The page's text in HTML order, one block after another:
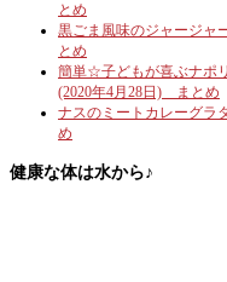
とめ
黒ごま風味のジャージャ
とめ
簡単☆子どもが喜ぶナポ
(2020年4月28日) まとめ
ナスのミートカレーグラ
め
健康な体は水から♪